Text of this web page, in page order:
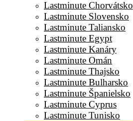
Lastminute Chorvátsko
Lastminute Slovensko
Lastminute Taliansko
Lastminute Egypt
Lastminute Kanáry
Lastminute Omán
Lastminute Thajsko
Lastminute Bulharsko
Lastminute Španielsko
Lastminute Cyprus
Lastminute Tunisko